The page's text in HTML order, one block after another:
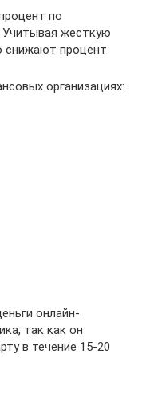
по
жесткую
снижают процент.
организациях:
онлайн-
так как он
в течение 15-20